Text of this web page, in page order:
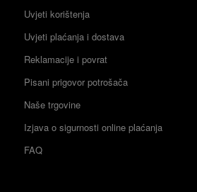
Uvjeti korištenja
Uvjeti plaćanja i dostava
Reklamacije i povrat
Pisani prigovor potrošača
Naše trgovine
Izjava o sigurnosti online plaćanja
FAQ